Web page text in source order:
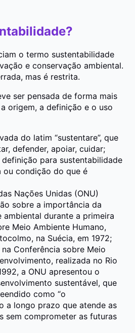
o termo sustentabilidade
e conservação ambiental.
mas é restrita.
ser pensada de forma mais
origem, a definição e o uso
do latim “sustentare”, que
defender, apoiar, cuidar;
para sustentabilidade
ou condição do que é
Nações Unidas (ONU)
sobre a importância da
ambiental durante a primeira
Meio Ambiente Humano,
na Suécia, em 1972;
Conferência sobre Meio
realizada no Rio
a ONU apresentou o
sustentável, que
como “o
a longo prazo que atende as
sem comprometer as futuras